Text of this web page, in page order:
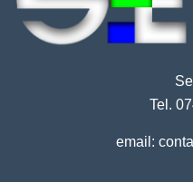
Tel.
email: